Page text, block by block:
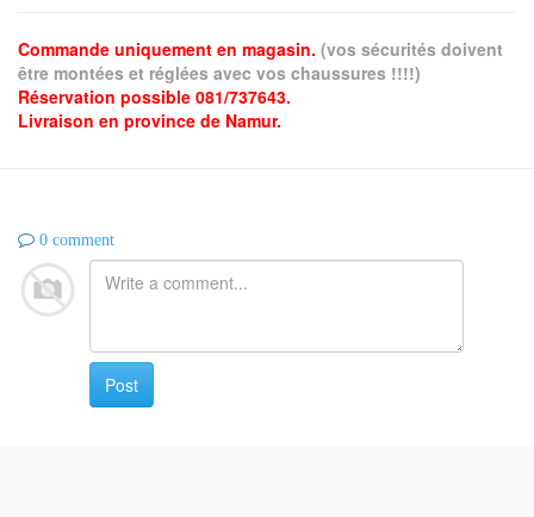
Commande uniquement en magasin. (vos sécurités doivent
être montées et réglées avec vos chaussures !!!!)
Réservation possible 081/737643.
Livraison en province de Namur.
0 comment
Post